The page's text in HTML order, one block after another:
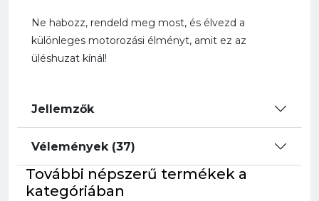
Ne habozz, rendeld meg most, és élvezd a
különleges motorozási élményt, amit ez az
üléshuzat kínál!
Jellemzők
Vélemények (37)
További népszerű termékek a
kategóriában